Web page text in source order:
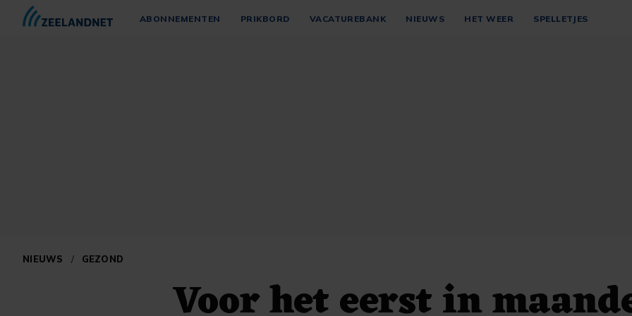
ABONNEMENTEN PRIKBORD VACATUREBANK NIEUWS HET WEER SPELLETJES
NIEUWS / GEZOND